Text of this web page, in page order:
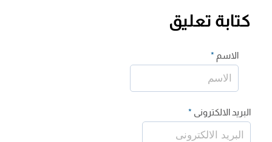
كتابة تعليق
الاسم *
البريد الالكترونى *